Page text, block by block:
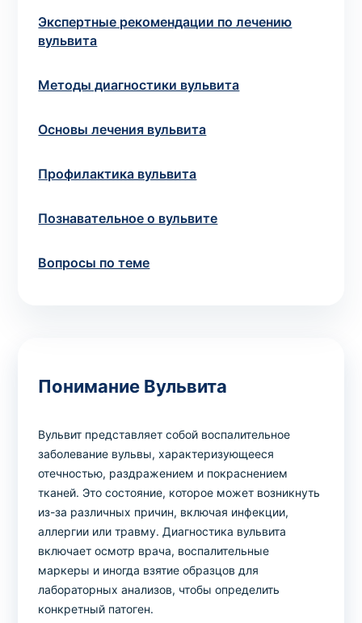
Экспертные рекомендации по лечению
вульвита
Методы диагностики вульвита
Основы лечения вульвита
Профилактика вульвита
Познавательное о вульвите
Вопросы по теме
Понимание Вульвита
Вульвит представляет собой воспалительное
заболевание вульвы, характеризующееся
отечностью, раздражением и покраснением
тканей. Это состояние, которое может возникнуть
из-за различных причин, включая инфекции,
аллергии или травму. Диагностика вульвита
включает осмотр врача, воспалительные
маркеры и иногда взятие образцов для
лабораторных анализов, чтобы определить
конкретный патоген.
Анализ на дому
Оформить заказ
Если вы не знаете, какие анализы вам
необходимы,запишитесь к врачуна
консультацию .
* Администрация клиники принимает все меры для
своевременного обновления размещённого на сайте
прайс-листа. Однако, чтобы избежать возможных